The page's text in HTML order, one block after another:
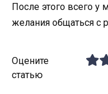
После этого всего у
желания общаться с
Оцените
статью